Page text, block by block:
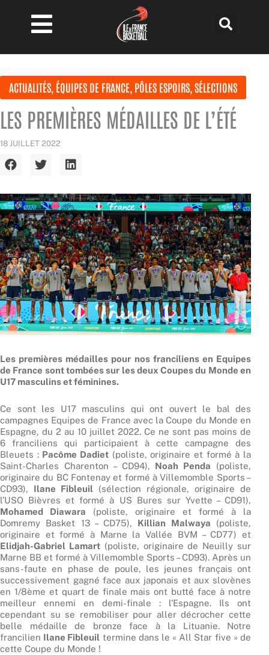
contenu
ACTUALITÉS, ÉQUIPES DE FRANCE, PÔLES ESPOIRS, SÉLECTIONS
LES PREMIÈRES MÉDAILLES DE L’ÉTÉ
18 JUILLET 2022
Les premières médailles pour nos franciliens en Equipes
de France sont tombées sur les deux Coupes du Monde en
U17 masculins et féminines.
Ce sont les U17 masculins qui ont ouvert le bal des
campagnes Equipes de France avec la Coupe du Monde en
Espagne, du 2 au 10 juillet 2022. Ce ne sont pas moins de
6 franciliens qui participaient à cette campagne des
Bleuets : Pacôme Dadiet (poliste, originaire et formé à la
Saint-Charles Charenton – CD94), Noah Penda (poliste,
originaire du BC Fontenay et formé à Villemomble Sports –
CD93), Ilane Fibleuil (sélection régionale, originaire de
l’USO Bièvres et formé à US Bures sur Yvette – CD91),
Mohamed Diawara (poliste, originaire et formé à la
Domremy Basket 13 – CD75), Killian Malwaya (poliste,
originaire et formé à Marne la Vallée BVM – CD77) et
Elidjah-Gabriel Lamart(poliste, originaire de Neuilly sur
Marne BB et formé à Villemomble Sports – CD93). Après un
sans-faute en phase de poule, les jeunes français ont
successivement gagné face aux japonais et aux slovènes
en 1/8ème et quart de finale mais ont butté face à notre
meilleur ennemi en demi-finale : l’Espagne. Ils ont
cependant su se remobiliser pour aller décrocher cette
belle médaille de bronze face à la Lituanie. Notre
francilien Ilane Fibleuil termine dans le « All Star five » de
cette Coupe du Monde !